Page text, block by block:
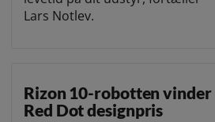
Lars Notlev.
Rizon 10-robotten vinder
Red Dot designpris